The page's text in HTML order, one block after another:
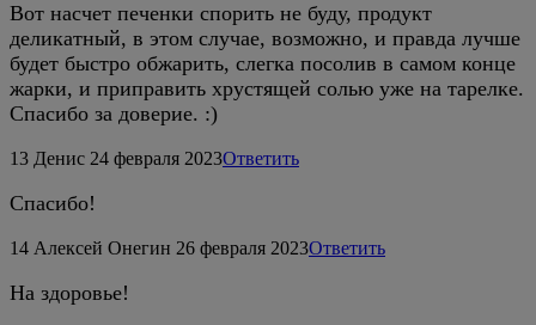
Вот насчет печенки спорить не буду, продукт
деликатный, в этом случае, возможно, и правда лучше
будет быстро обжарить, слегка посолив в самом конце
жарки, и приправить хрустящей солью уже на тарелке.
Спасибо за доверие. :)
13 Денис 24 февраля 2023Ответить
Спасибо!
14 Алексей Онегин 26 февраля 2023Ответить
На здоровье!